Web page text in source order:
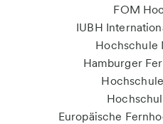
FOM
IUBH
Hochschule
Hamburger
Europäische